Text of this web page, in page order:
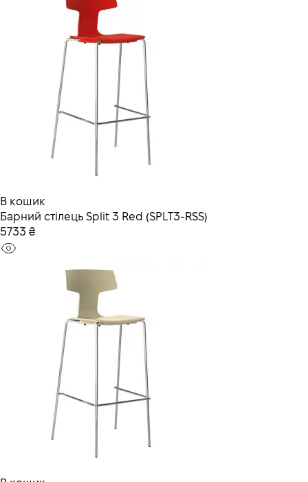
В кошик
Барний стілець Split 3 Red (SPLT3-RSS)
5733 ₴